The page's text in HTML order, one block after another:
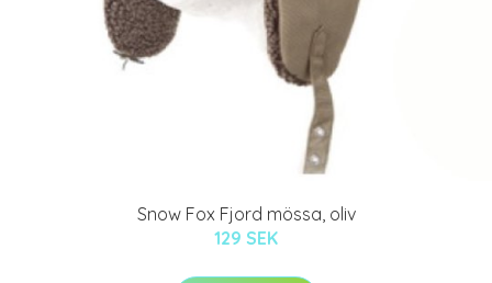
Snow Fox Fjord mössa, oliv
129 SEK